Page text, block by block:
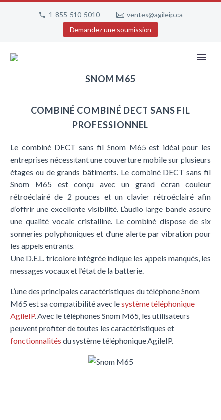
1-855-510-5010
ventes@agileip.ca
Demandez une soumission
SNOM M65
COMBINÉ COMBINÉ DECT SANS FIL
PROFESSIONNEL
Le combiné DECT sans fil Snom M65 est idéal pour les
entreprises nécessitant une couverture mobile sur plusieurs
étages ou de grands bâtiments. Le combiné DECT sans fil
Snom M65 est conçu avec un grand écran couleur
rétroéclairé de 2 pouces et un clavier rétroéclairé afin
d’offrir une excellente visibilité. L’audio large bande assure
une qualité vocale cristalline. Le combiné dispose de six
sonneries polyphoniques et d’une alerte par vibration pour
les appels entrants.
Une D.E.L. tricolore intégrée indique les appels manqués, les
messages vocaux et l’état de la batterie.
L’une des principales caractéristiques du téléphone Snom
M65 est sa compatibilité avec lesystème téléphonique
AgileIP. Avec le téléphones Snom M65, les utilisateurs
peuvent profiter de toutes les caractéristiques et
fonctionnalités du système téléphonique AgileIP.